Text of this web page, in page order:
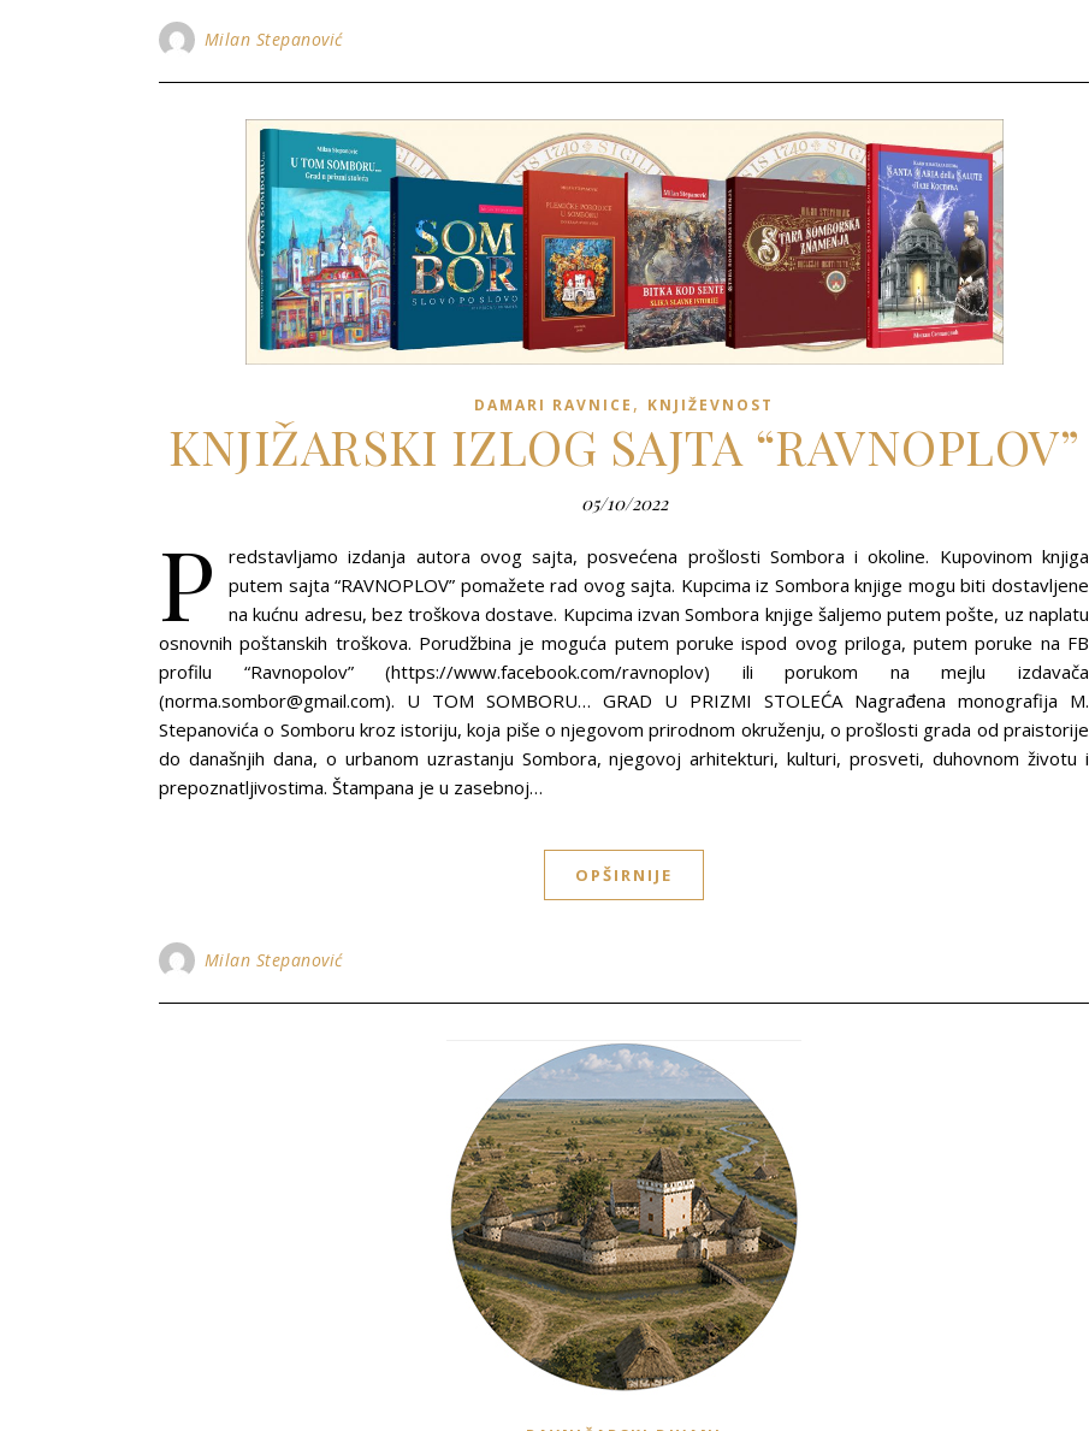
Milan Stepanović
DAMARI RAVNICE , KNJIŽEVNOST
KNJIŽARSKI IZLOG SAJTA “RAVNOPLOV”
05/10/2022
P
redstavljamo izdanja autora ovog sajta, posvećena prošlosti Sombora i okoline. Kupovinom knjiga
putem sajta “RAVNOPLOV” pomažete rad ovog sajta. Kupcima iz Sombora knjige mogu biti dostavljene
na kućnu adresu, bez troškova dostave. Kupcima izvan Sombora knjige šaljemo putem pošte, uz naplatu
osnovnih poštanskih troškova. Porudžbina je moguća putem poruke ispod ovog priloga, putem poruke na FB
profilu “Ravnopolov” (https://www.facebook.com/ravnoplov) ili porukom na mejlu izdavača
(norma.sombor@gmail.com). U TOM SOMBORU… GRAD U PRIZMI STOLEĆA Nagrađena monografija M.
Stepanovića o Somboru kroz istoriju, koja piše o njegovom prirodnom okruženju, o prošlosti grada od praistorije
do današnjih dana, o urbanom uzrastanju Sombora, njegovoj arhitekturi, kulturi, prosveti, duhovnom životu i
prepoznatljivostima. Štampana je u zasebnoj…
OPŠIRNIJE
Milan Stepanović